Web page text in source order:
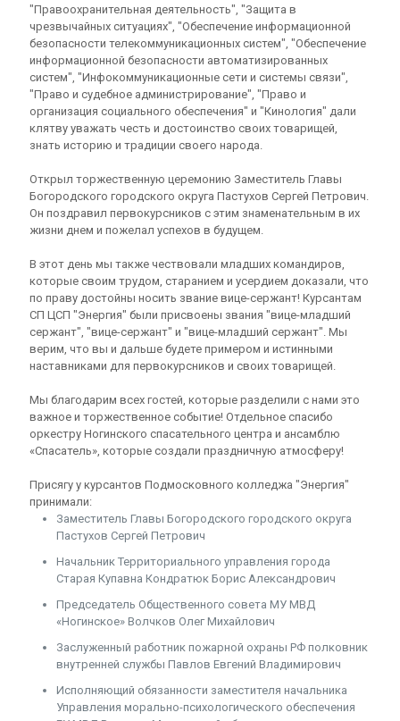
"Правоохранительная деятельность", "Защита в
чрезвычайных ситуациях", "Обеспечение информационной
безопасности телекоммуникационных систем", "Обеспечение
информационной безопасности автоматизированных
систем", "Инфокоммуникационные сети и системы связи",
"Право и судебное администрирование", "Право и
организация социального обеспечения" и "Кинология" дали
клятву уважать честь и достоинство своих товарищей,
знать историю и традиции своего народа.
Открыл торжественную церемонию Заместитель Главы
Богородского городского округа Пастухов Сергей Петрович.
Он поздравил первокурсников с этим знаменательным в их
жизни днем и пожелал успехов в будущем.
В этот день мы также чествовали младших командиров,
которые своим трудом, старанием и усердием доказали, что
по праву достойны носить звание вице-сержант! Курсантам
СП ЦСП "Энергия" были присвоены звания "вице-младший
сержант", "вице-сержант" и "вице-младший сержант". Мы
верим, что вы и дальше будете примером и истинными
наставниками для первокурсников и своих товарищей.
Мы благодарим всех гостей, которые разделили с нами это
важное и торжественное событие! Отдельное спасибо
оркестру Ногинского спасательного центра и ансамблю
«Спасатель», которые создали праздничную атмосферу!
Присягу у курсантов Подмосковного колледжа "Энергия"
принимали:
Заместитель Главы Богородского городского округа
Пастухов Сергей Петрович
Начальник Территориального управления города
Старая Купавна Кондратюк Борис Александрович
Председатель Общественного совета МУ МВД
«Ногинское» Волчков Олег Михайлович
Заслуженный работник пожарной охраны РФ полковник
внутренней службы Павлов Евгений Владимирович
Исполняющий обязанности заместителя начальника
Управления морально-психологического обеспечения